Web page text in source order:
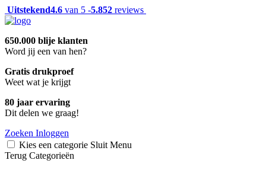
Uitstekend4.6 van 5 -5.852 reviews
650.000 blije klanten
Word jij een van hen?
Gratis drukproef
Weet wat je krijgt
80 jaar ervaring
Dit delen we graag!
Zoeken Inloggen
Kies een categorie Sluit Menu
Terug Categorieën